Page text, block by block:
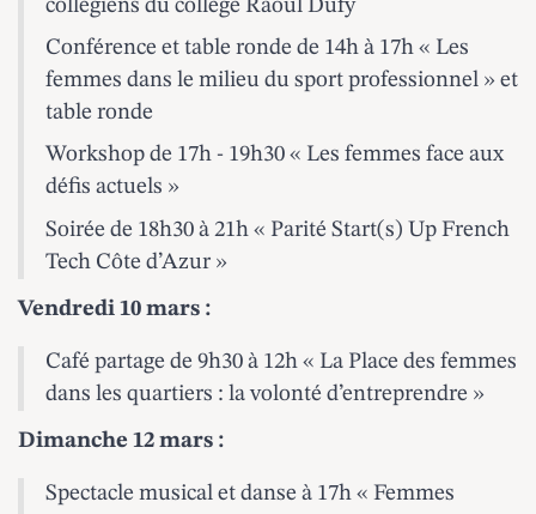
collégiens du collège Raoul Dufy
Conférence et table ronde de 14h à 17h « Les
femmes dans le milieu du sport professionnel » et
table ronde
Workshop de 17h - 19h30 « Les femmes face aux
défis actuels »
Soirée de 18h30 à 21h « Parité Start(s) Up French
Tech Côte d’Azur »
Vendredi 10 mars :
Café partage de 9h30 à 12h « La Place des femmes
dans les quartiers : la volonté d’entreprendre »
Dimanche 12 mars :
Spectacle musical et danse à 17h « Femmes